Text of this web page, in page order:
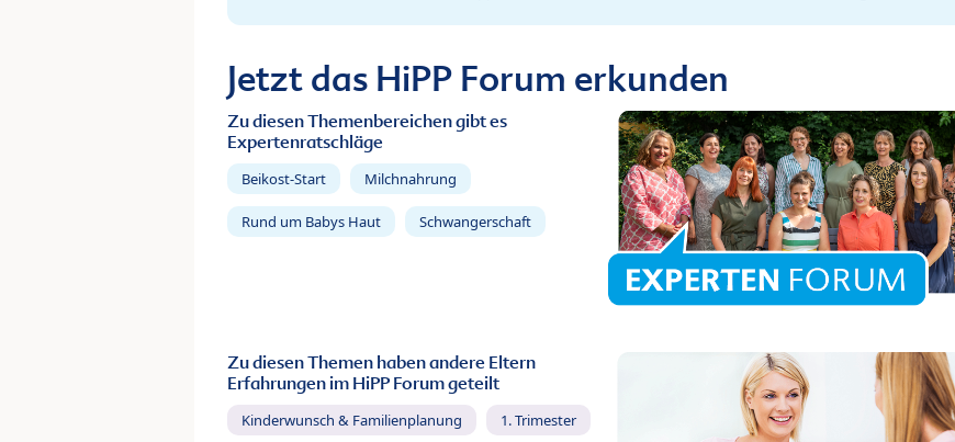
Jetzt das HiPP Forum erkunden
Zu diesen Themenbereichen gibt es
Expertenratschläge
Beikost-Start Milchnahrung
Rund um Babys Haut Schwangerschaft
Zu diesen Themen haben andere Eltern
Erfahrungen im HiPP Forum geteilt
Kinderwunsch & Familienplanung 1. Trimester